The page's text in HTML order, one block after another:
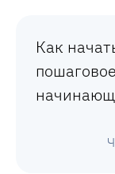
Как